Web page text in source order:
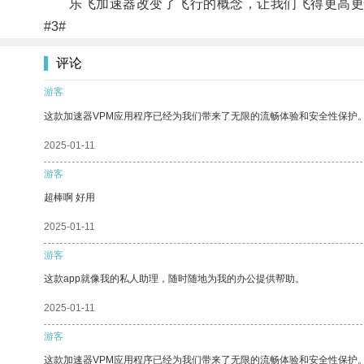
乐飞加速器改变了飞行的概念，让我们飞得更高更
#3#
评论
游客
这款加速器VPM应用程序已经为我们带来了无限的流畅体验和安全性保护。
2025-01-11
游客
超棒啊 好用
2025-01-11
游客
这款app就像我的私人助理，随时随地为我的办公提供帮助。
2025-01-11
游客
这款加速器VPM应用程序已经为我们带来了无限的流畅体验和安全性保护。